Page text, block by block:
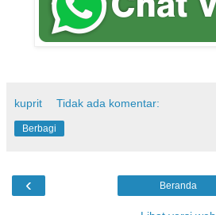
kuprit Tidak ada komentar:
Berbagi
‹ Beranda